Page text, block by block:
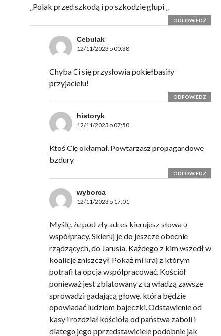
„Polak przed szkodą i po szkodzie głupi „
ODPOWIEDZ
Cebulak
12/11/2023 o 00:38
Chyba Ci się przysłowia pokiełbasiły
przyjacielu!
ODPOWIEDZ
historyk
12/11/2023 o 07:50
Ktoś Cię okłamał. Powtarzasz propagandowe
bzdury.
ODPOWIEDZ
wyborca
12/11/2023 o 17:01
Myślę, że pod zły adres kierujesz słowa o
współpracy. Skieruj je do jeszcze obecnie
rządzących, do Jarusia. Każdego z kim wszedł w
koalicję zniszczył. Pokaż mi kraj z którym
potrafi ta opcja współpracować. Kościół
ponieważ jest zblatowany z tą władzą zawsze
sprowadzi gadającą głowę, która będzie
opowiadać ludziom bajeczki. Odstawienie od
kasy i rozdział kościoła od państwa zaboli i
dlatego jego pprzedstawiciele podobnie jak